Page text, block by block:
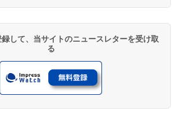
して、当サイトのニュースレターを受け取
る